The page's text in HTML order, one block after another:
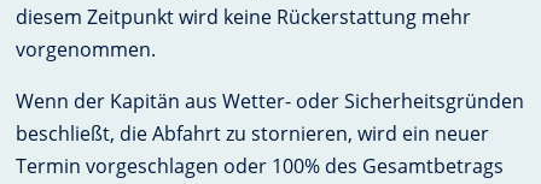
diesem Zeitpunkt wird keine Rückerstattung mehr
vorgenommen.
Wenn der Kapitän aus Wetter- oder Sicherheitsgründen
beschließt, die Abfahrt zu stornieren, wird ein neuer
Termin vorgeschlagen oder 100% des Gesamtbetrags